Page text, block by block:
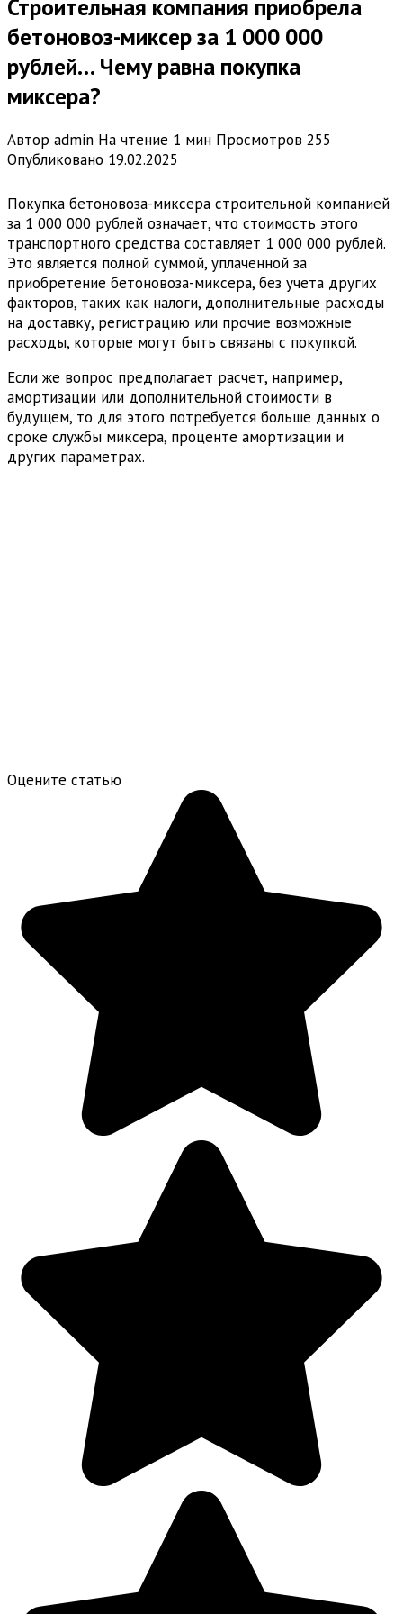
Строительная компания приобрела
бетоновоз-миксер за 1 000 000
рублей… Чему равна покупка
миксера?
Автор admin На чтение 1 мин Просмотров 255
Опубликовано 19.02.2025
Покупка бетоновоза-миксера строительной компанией
за 1 000 000 рублей означает, что стоимость этого
транспортного средства составляет 1 000 000 рублей.
Это является полной суммой, уплаченной за
приобретение бетоновоза-миксера, без учета других
факторов, таких как налоги, дополнительные расходы
на доставку, регистрацию или прочие возможные
расходы, которые могут быть связаны с покупкой.
Если же вопрос предполагает расчет, например,
амортизации или дополнительной стоимости в
будущем, то для этого потребуется больше данных о
сроке службы миксера, проценте амортизации и
других параметрах.
Оцените статью